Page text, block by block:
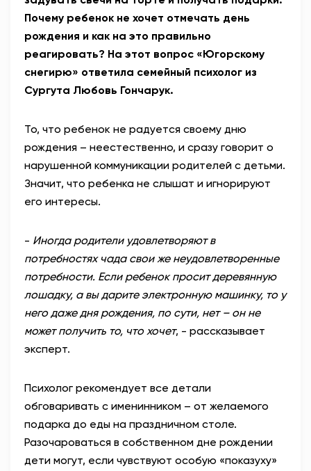
Почему ребенок не хочет отмечать день
рождения и как на это правильно
реагировать? На этот вопрос «Югорскому
снегирю» ответила семейный психолог из
Сургута Любовь Гончарук.
То, что ребенок не радуется своему дню
рождения – неестественно, и сразу говорит о
нарушенной коммуникации родителей с детьми.
Значит, что ребенка не слышат и игнорируют
его интересы.
- Иногда родители удовлетворяют в
потребностях чада свои же неудовлетворенные
потребности. Если ребенок просит деревянную
лошадку, а вы дарите электронную машинку, то у
него даже дня рождения, по сути, нет – он не
может получить то, что хочет, - рассказывает
эксперт.
Психолог рекомендует все детали
обговаривать с именинником – от желаемого
подарка до еды на праздничном столе.
Разочароваться в собственном дне рождении
дети могут, если чувствуют особую «показуху»